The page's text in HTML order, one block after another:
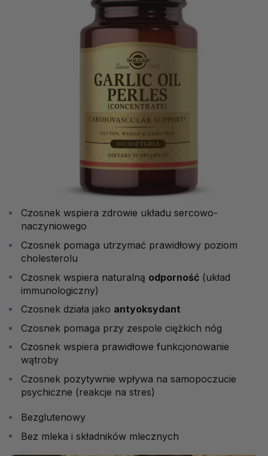
Czosnek wspiera zdrowie układu sercowo-
naczyniowego
Czosnek pomaga utrzymać prawidłowy poziom
cholesterolu
Czosnek wspiera naturalną odporność (układ
immunologiczny)
Czosnek działa jako antyoksydant
Czosnek pomaga przy zespole ciężkich nóg
Czosnek wspiera prawidłowe funkcjonowanie
wątroby
Czosnek pozytywnie wpływa na samopoczucie
psychiczne (reakcje na stres)
Bezglutenowy
Bez mleka i składników mlecznych